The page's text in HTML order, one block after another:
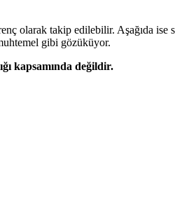
olarak takip edilebilir. Aşağıda
gibi gözüküyor.
kapsamında değildir.